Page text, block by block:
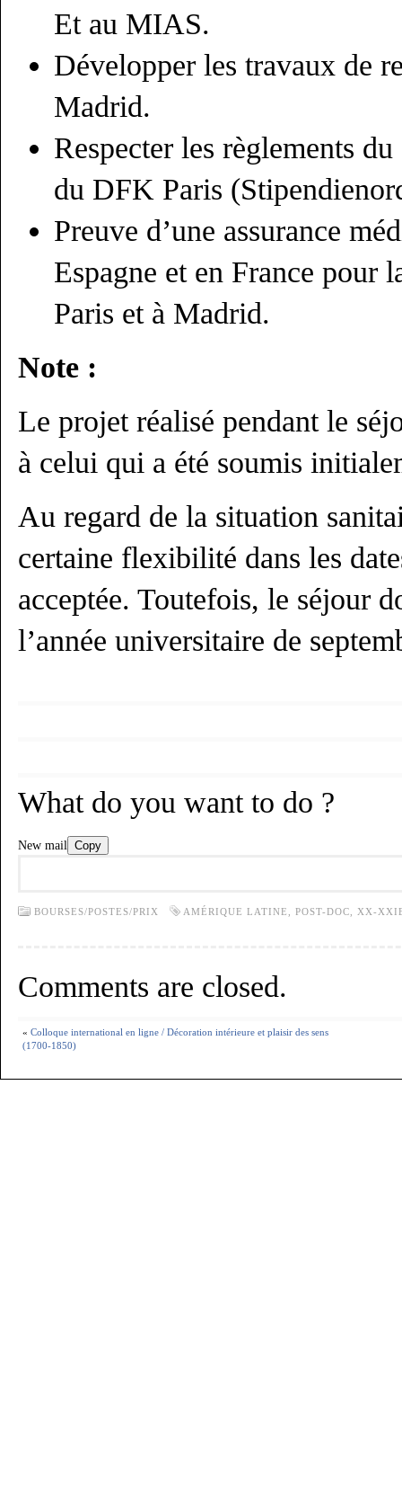
Et au MIAS.
Développer les travaux de
Madrid.
Respecter les règlements
du DFK Paris
Preuve d’une assurance
Espagne et en France pour
Paris et à Madrid.
Note :
Le projet réalisé pendant le
à celui qui a été soumis
Au regard de la situation
certaine flexibilité dans les
acceptée. Toutefois, le séjour
l’année universitaire de
What do you want to do ?
New mail Copy
BOURSES/POSTES/PRIX AMÉRIQUE LATINE POST-DOC XX-
Comments are closed.
« Colloque international en ligne / Décoration intérieure et plaisir des sens
(1700-1850)